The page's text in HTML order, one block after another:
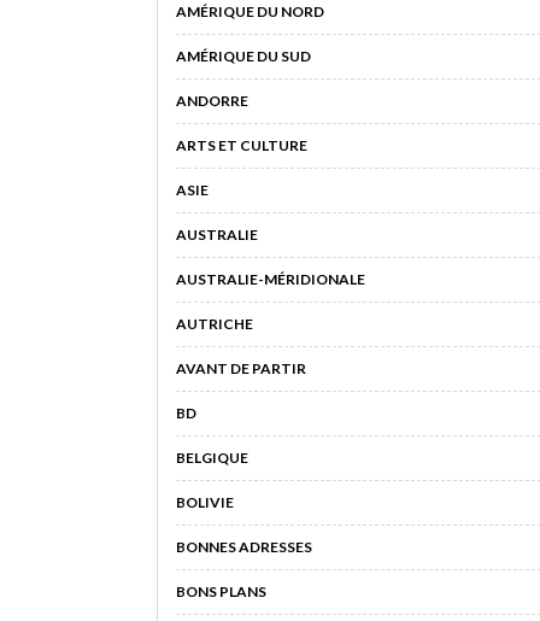
AMÉRIQUE DU NORD
AMÉRIQUE DU SUD
ANDORRE
ARTS ET CULTURE
ASIE
AUSTRALIE
AUSTRALIE-MÉRIDIONALE
AUTRICHE
AVANT DE PARTIR
BD
BELGIQUE
BOLIVIE
BONNES ADRESSES
BONS PLANS